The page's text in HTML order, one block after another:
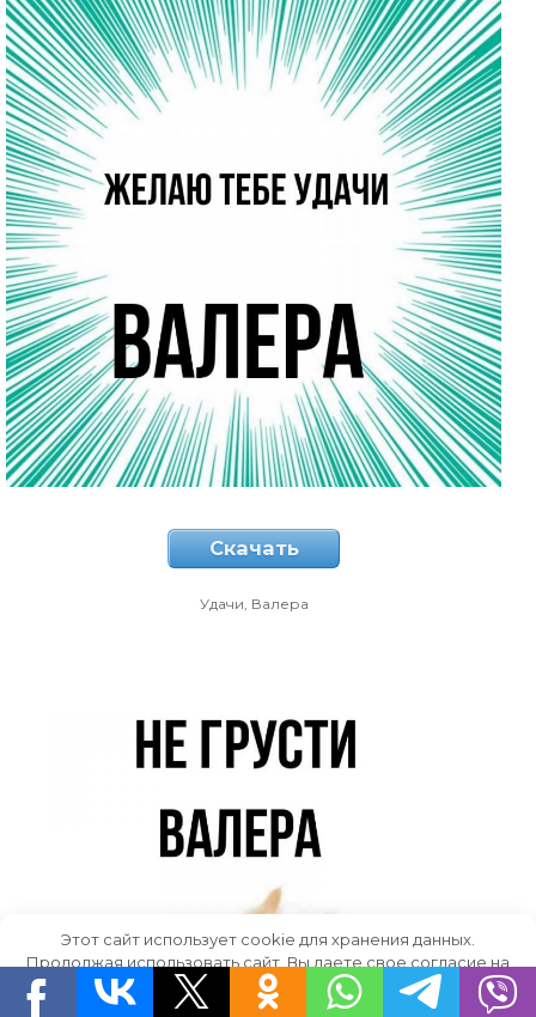
Скачать
Удачи, Валера
Этот сайт использует cookie для хранения данных.
Продолжая использовать сайт, Вы даете свое согласие на
работу с этими файлами.